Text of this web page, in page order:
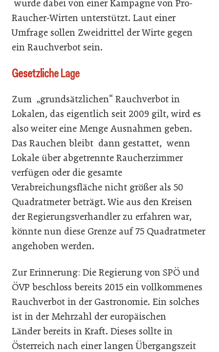
wurde dabei von einer Kampagne von Pro-
Raucher-Wirten unterstützt. Laut einer
Umfrage sollen Zweidrittel der Wirte gegen
ein Rauchverbot sein.
Gesetzliche Lage
Zum „grundsätzlichen“ Rauchverbot in
Lokalen, das eigentlich seit 2009 gilt, wird es
also weiter eine Menge Ausnahmen geben.
Das Rauchen bleibt dann gestattet, wenn
Lokale über abgetrennte Raucherzimmer
verfügen oder die gesamte
Verabreichungsfläche nicht größer als 50
Quadratmeter beträgt. Wie aus den Kreisen
der Regierungsverhandler zu erfahren war,
könnte nun diese Grenze auf 75 Quadratmeter
angehoben werden.
Zur Erinnerung: Die Regierung von SPÖ und
ÖVP beschloss bereits 2015 ein vollkommenes
Rauchverbot in der Gastronomie. Ein solches
ist in der Mehrzahl der europäischen
Länder bereits in Kraft. Dieses sollte in
Österreich nach einer langen Übergangszeit